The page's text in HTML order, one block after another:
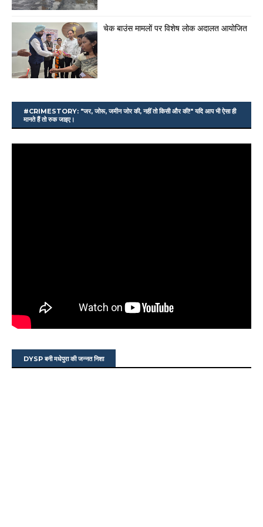
चेक बाउंस मामलों पर विशेष लोक अदालत आयोजित
#CRIMESTORY: "जर, जोरू, जमीन जोर की, नहीं तो किसी और की!" यदि आप भी ऐसा ही
मानते हैं तो रुक जाइए।
DYSP बनी मधेपुरा की जन्नत निशा